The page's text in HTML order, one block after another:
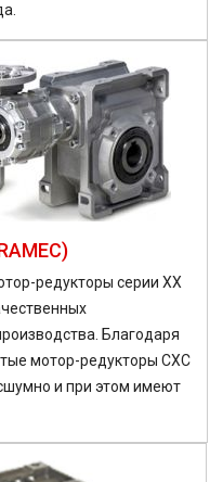
редукторы серии XX
Благодаря
мотор-редукторы CXC
и при этом имеют